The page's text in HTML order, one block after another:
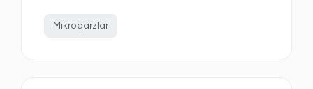
Mikroqarzlar